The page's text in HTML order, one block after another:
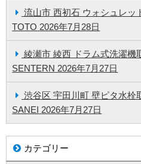
流山市 西初石 ウォシュレッ
TOTO 2026年7月28日
綾瀬市 綾西 ドラム式洗濯機
SENTERN 2026年7月27日
渋谷区 宇田川町 壁ピタ水栓
SANEI 2026年7月27日
カテゴリー